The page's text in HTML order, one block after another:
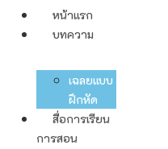
หน้าแรก
บทความ
เฉลยแบบ
ฝึกหัด
สื่อการเรียน
การสอน